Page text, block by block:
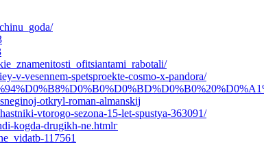
v-vesennem-spetsproekte-cosmo-x-pandora/
otkryl-roman-almanskij
vtorogo-sezona-15-let-spustya-363091/
kogda-drugikh-ne.htmlг
117561